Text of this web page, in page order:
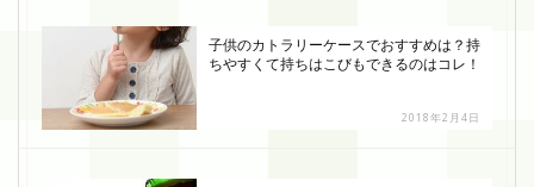
子供のカトラリーケースでおすすめは？持
ちやすくて持ちはこびもできるのはコレ！
2018年2月4日